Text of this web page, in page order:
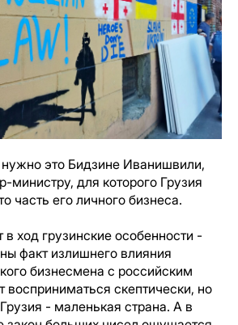
это Бидзине Иванишвили,
для которого Грузия
часть его личного бизнеса.
ход грузинские особенности -
факт излишнего влияния
бизнесмена с российским
скептически, но
- маленькая страна. А в